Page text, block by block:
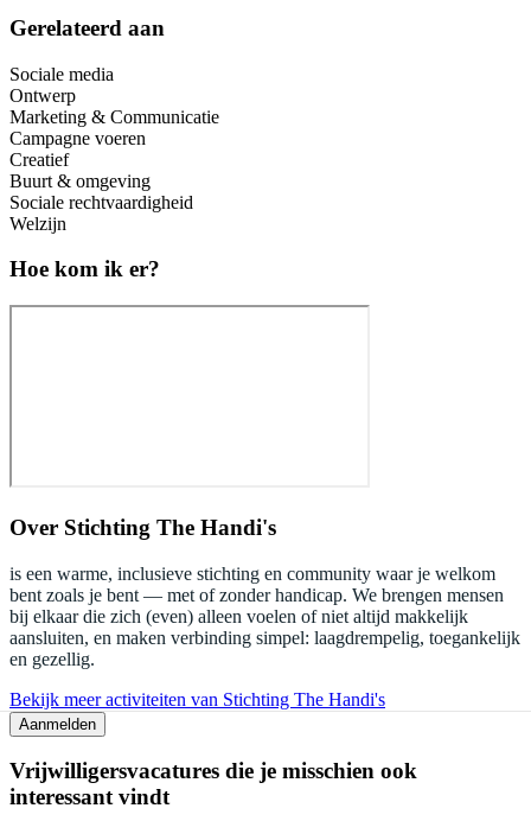
Gerelateerd aan
Sociale media
Ontwerp
Marketing & Communicatie
Campagne voeren
Creatief
Buurt & omgeving
Sociale rechtvaardigheid
Welzijn
Hoe kom ik er?
Over Stichting The Handi's
is een warme, inclusieve stichting en community waar je welkom
bent zoals je bent — met of zonder handicap. We brengen mensen
bij elkaar die zich (even) alleen voelen of niet altijd makkelijk
aansluiten, en maken verbinding simpel: laagdrempelig, toegankelijk
en gezellig.
Bekijk meer activiteiten van Stichting The Handi's
Aanmelden
Vrijwilligersvacatures die je misschien ook
interessant vindt